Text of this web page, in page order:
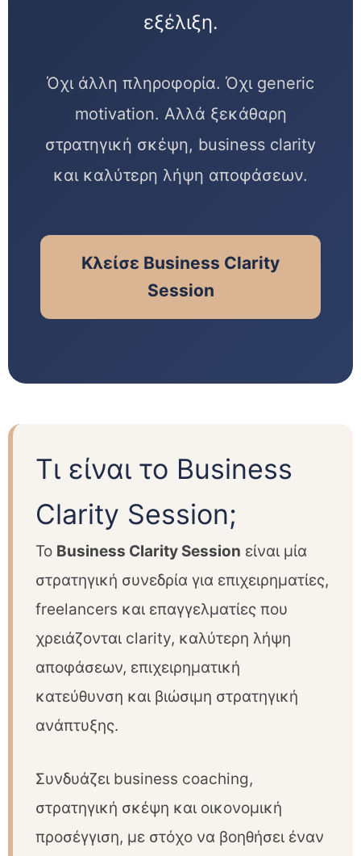
εξέλιξη.
Όχι άλλη πληροφορία. Όχι generic
motivation. Αλλά ξεκάθαρη
στρατηγική σκέψη, business clarity
και καλύτερη λήψη αποφάσεων.
Κλείσε Business Clarity
Session
Τι είναι το Business
Clarity Session;
Το Business Clarity Session είναι μία
στρατηγική συνεδρία για επιχειρηματίες,
freelancers και επαγγελματίες που
χρειάζονται clarity, καλύτερη λήψη
αποφάσεων, επιχειρηματική
κατεύθυνση και βιώσιμη στρατηγική
ανάπτυξης.
Συνδυάζει business coaching,
στρατηγική σκέψη και οικονομική
προσέγγιση, με στόχο να βοηθήσει έναν